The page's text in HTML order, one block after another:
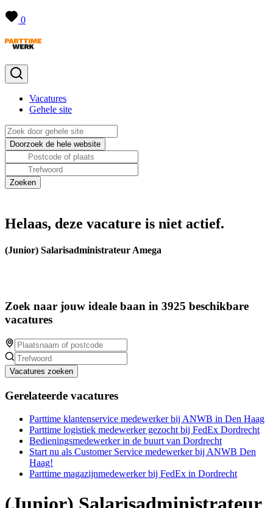
0
Vacatures
Gehele site
Helaas, deze vacature is niet actief.
(Junior) Salarisadministrateur Amega
Zoek naar jouw ideale baan in 3925 beschikbare
vacatures
Vacatures zoeken
Gerelateerde vacatures
Parttime klantenservice medewerker bij ANWB in Den Haag
Parttime logistiek medewerker gezocht bij FedEx Dordrecht
Bedieningsmedewerker in de buurt van Dordrecht
Start nu als Customer Service medewerker bij ANWB Den
Haag!
Parttime magazijnmedewerker bij FedEx in Dordrecht